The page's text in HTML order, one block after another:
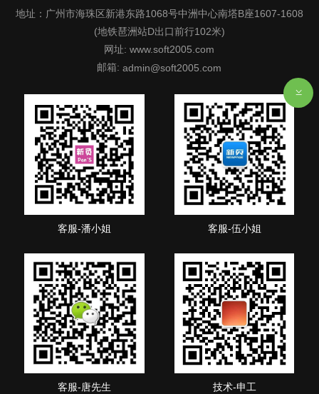
地址：广州市海珠区新港东路1068号中洲中心南塔B座1607-1608
(地铁琶洲站D出口前行102米)
网址: www.soft2005.com
邮箱:admin@soft2005.com
客服-潘小姐 客服-伍小姐
客服-唐先生 技术-申工